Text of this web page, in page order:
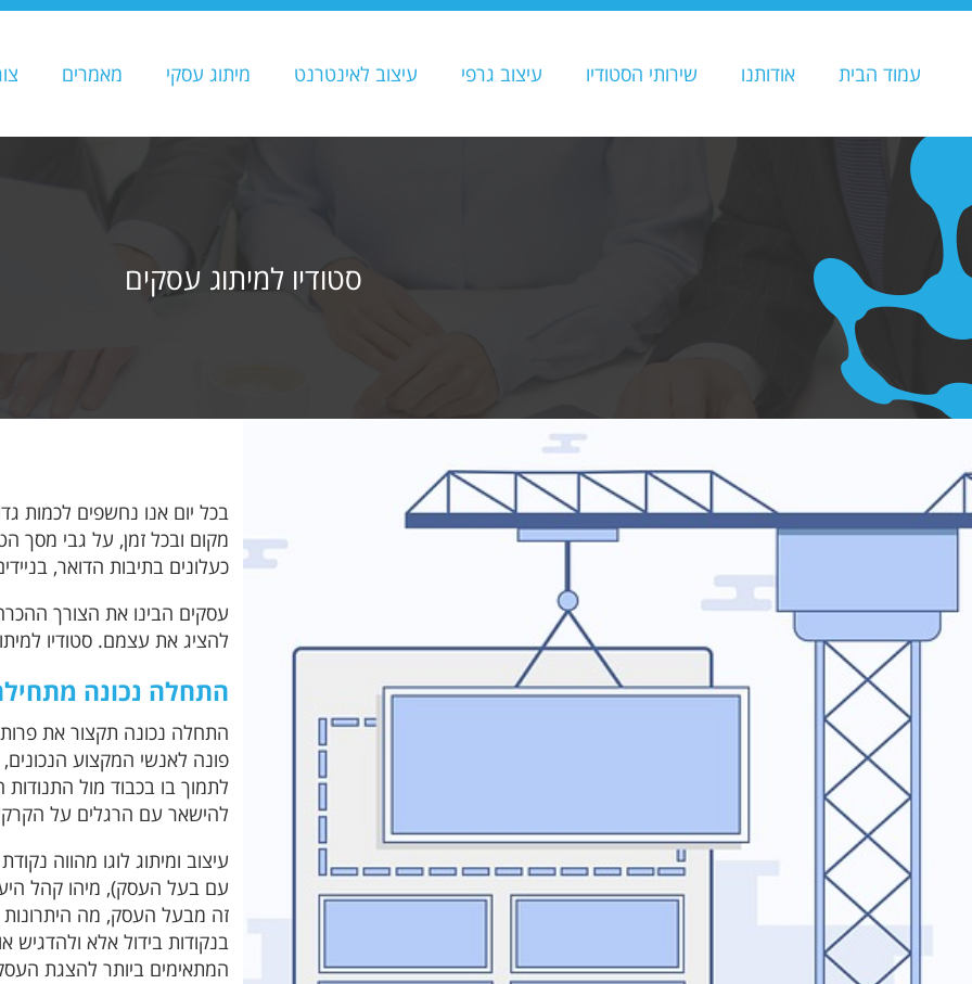
עמוד הבית אודותנו שירותי הסטודיו עיצוב גרפי עיצוב לאינטרנט מיתוג עסקי מאמרים
סטודיו למיתוג עסקים
בכל יום אנו נחשפים לכמות
מקום ובכל זמן, על גבי מסך
כעלונים בתיבות הדואר,
עסקים הבינו את הצורך
להציג את עצמם. סטודיו
התחלה נכונה
התחלה נכונה תקצור את
פונה לאנשי המקצוע
לתמוך בו בכבוד מול
להישאר עם הרגלים על
עיצוב ומיתוג לוגו מהווה
עם בעל העסק), מיהו קהל
זה מבעל העסק, מה
בנקודות בידול אלא ולהדגיש
המתאימים ביותר להצגת